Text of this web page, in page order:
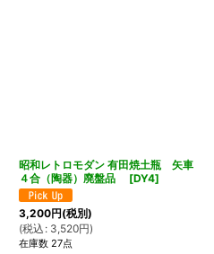
昭和レトロモダン 有田焼土瓶 矢車
４合（陶器）廃盤品
[DY4]
3,200円(税別)
(税込 : 3,520円)
在庫数 27点